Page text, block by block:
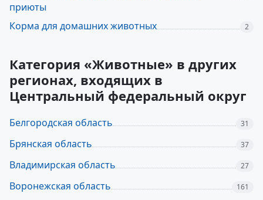
приюты
Корма для домашних животных 2
Категория «Животные» в других
регионах, входящих в
Центральный федеральный округ
Белгородская область 31
Брянская область 37
Владимирская область 27
Воронежская область 161